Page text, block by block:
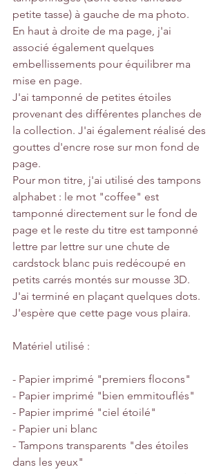
petite tasse) à gauche de ma photo.
En haut à droite de ma page, j'ai
associé également quelques
embellissements pour équilibrer ma
mise en page.
J'ai tamponné de petites étoiles
provenant des différentes planches de
la collection. J'ai également réalisé des
gouttes d'encre rose sur mon fond de
page.
Pour mon titre, j'ai utilisé des tampons
alphabet : le mot "coffee" est
tamponné directement sur le fond de
page et le reste du titre est tamponné
lettre par lettre sur une chute de
cardstock blanc puis redécoupé en
petits carrés montés sur mousse 3D.
J'ai terminé en plaçant quelques dots.
J'espère que cette page vous plaira.
Matériel utilisé :
- Papier imprimé "premiers flocons"
- Papier imprimé "bien emmitouflés"
- Papier imprimé "ciel étoilé"
- Papier uni blanc
- Tampons transparents "des étoiles
dans les yeux"